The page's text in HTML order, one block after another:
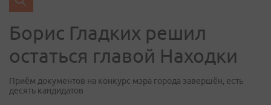
Борис Гладких решил
остаться главой Находки
Приём документов на конкурс мэра города завершён, есть
десять кандидатов